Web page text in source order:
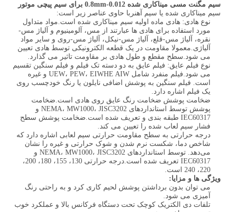
سیم مگنت مسی میناکاری شده 0.012-0.8mm برای سیم پیچی موتور
سیم میناکاری شده یا سیم آهنربا حاوی عناصر زیر است:
نوع هادی: هادی ماده اولیه سیم میناکاری شده است.مواد متداول
مورد استفاده برای هادی ها عبارتند از مس، آلومینیوم و آلیاژ مس-
نقره، آلیاژ مس-قلع، آلیاژ مس-نیکل، آلیاژ مس-روی و سایر مواد
آلیاژی.معمولا مقاومت در یک قطعه الکترونیکی توسط هادی تعیین
می شود.سطح مقطع و طول هادی بر مقاومت تاثیر می گذارد.
نوع فیلم عایق: فیلم عایق به دو دسته تک فیلم و فیلم سنگین تقسیم
می شود.فیلم منفرد شامل UEW، PEW، EIWHE AIW و غیره
است. فیلم سنگین به پوشش اضافی نایلون یا رنگ خودچسب روی
یک فیلم اشاره دارد.
ضخامت پوشش ضخامت رنگ عایق روی هادی است.ضخامت
پوشش توسط استانداردهای NEMA، MW1000، JISC3202 و
IEC60317 طبقه بندی و تعریف شده است.ضخامت پوشش سطح
فشار سیم لعاب شده را تعیین می کند.
درجه حرارتی به سطح مقاومت حرارتی سیم لعابی اشاره دارد که
شاخص دما، شکست نرم شدن و شوک حرارتی و غیره را نشان
می‌دهد. توسط استانداردهای NEMA، MW1000، JISC3202 و
IEC60317 تعریف شده است.درجه حرارتی 130، 155، 180، 200،
220، 240 است.
ویژگی ها و مزایا:
می توان بدون برداشتن پوشش لحیم کاری کرد و به راحتی رنگ
آمیزی می شود.
تلفات دی الکتریک کوچک تحت دستگاه فرکانس بالا و عملکرد خوب